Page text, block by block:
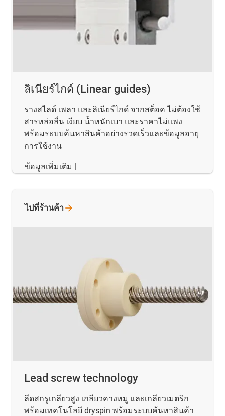
ลิเนียร์ไกด์ (Linear guides)
รางสไลด์ เพลา และลิเนียร์ไกด์ จากสต็อค ไม่ต้องใช้
สารหล่อลื่น เงียบ น้ำหนักเบา และราคาไม่แพง
พร้อมระบบค้นหาสินค้าอย่างรวดเร็วและข้อมูลอายุ
การใช้งาน
ข้อมูลเพิ่มเติม |
Lead screw technology
ลีดสกรูเกลียวสูง เกลียวคางหมู และเกลียวเมตริก
พร้อมเทคโนโลยี dryspin พร้อมระบบค้นหาสินค้า
ไปที่ร้านค้า